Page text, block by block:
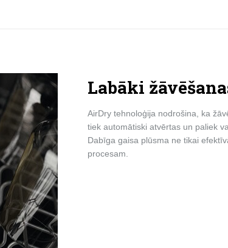
Labāki
AirDry tehnoloģija nodrošina, ka
tiek automātiski atvērtas un paliek
Dabīga gaisa plūsma ne tikai
procesam.